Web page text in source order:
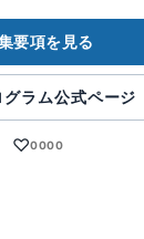
要項を見る
グラム公式ページ
♡0000